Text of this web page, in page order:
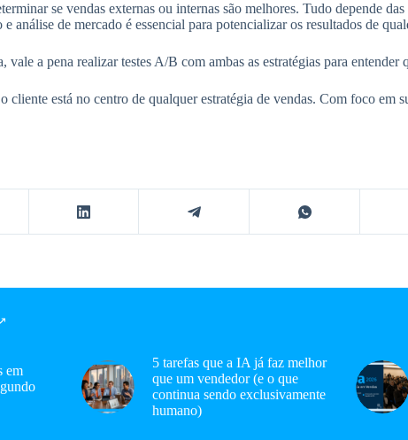
se vendas externas ou internas são melhores. Tudo depende
análise de mercado é essencial para potencializar os resultados de
vale a pena realizar testes A/B com ambas as estratégias para
cliente está no centro de qualquer estratégia de vendas. Com foco em
em
5 tarefas que a IA já faz melhor
que um vendedor (e o que
continua sendo exclusivamente
humano)